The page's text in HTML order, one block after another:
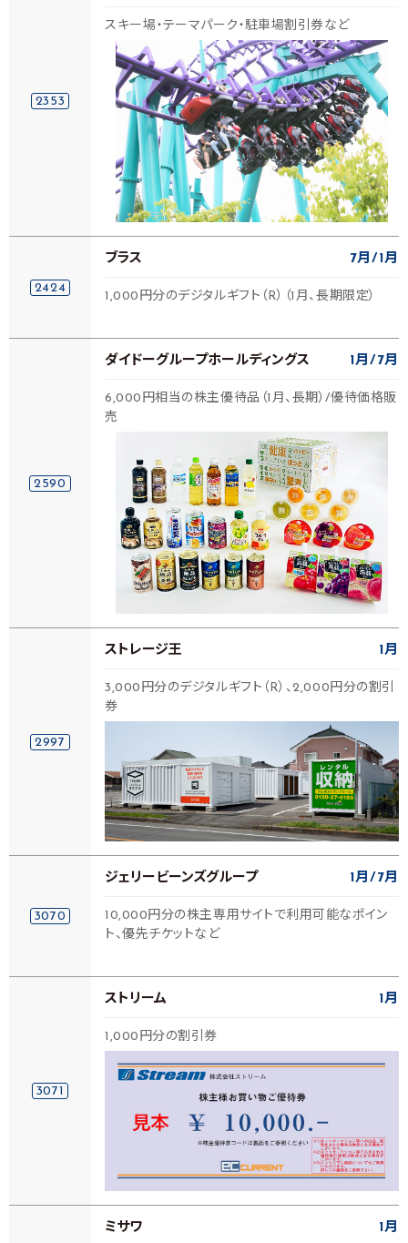
2353
スキー場・テーマパーク・駐車場割引券など
2424
ブラス 7月 1月
1,000円分のデジタルギフト（R）（1月、長期限定）
2590
ダイドーグループホールディングス 1月 7月
6,000円相当の株主優待品（1月、長期）/優待価格販
売
2997
ストレージ王 1月
3,000円分のデジタルギフト（R）、2,000円分の割引
券
3070
ジェリービーンズグループ 1月 7月
10,000円分の株主専用サイトで利用可能なポイン
ト、優先チケットなど
3071
ストリーム 1月
1,000円分の割引券
ミサワ 1月